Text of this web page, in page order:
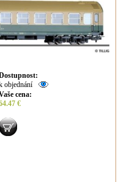
:
objednání
cena:
€